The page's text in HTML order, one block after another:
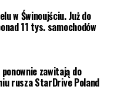
w Świnoujściu. Już do
11 tys. samochodów
zawitają do
rusza StarDrive Poland